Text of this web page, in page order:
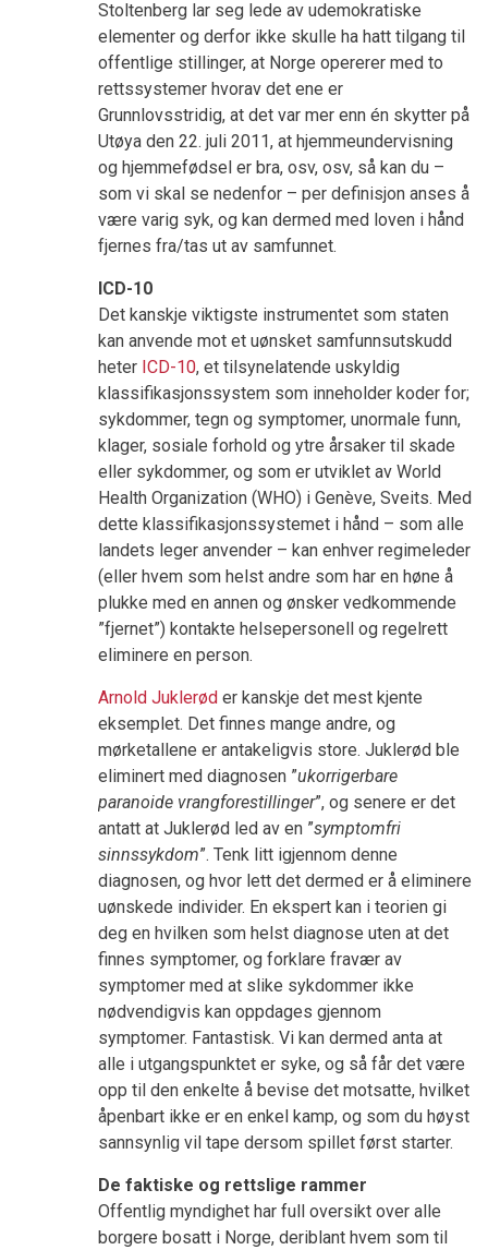
Stoltenberg lar seg lede av udemokratiske
elementer og derfor ikke skulle ha hatt tilgang til
offentlige stillinger, at Norge opererer med to
rettssystemer hvorav det ene er
Grunnlovsstridig, at det var mer enn én skytter på
Utøya den 22. juli 2011, at hjemmeundervisning
og hjemmefødsel er bra, osv, osv, så kan du –
som vi skal se nedenfor – per definisjon anses å
være varig syk, og kan dermed med loven i hånd
fjernes fra/tas ut av samfunnet.
ICD-10
Det kanskje viktigste instrumentet som staten
kan anvende mot et uønsket samfunnsutskudd
heter ICD-10, et tilsynelatende uskyldig
klassifikasjonssystem som inneholder koder for;
sykdommer, tegn og symptomer, unormale funn,
klager, sosiale forhold og ytre årsaker til skade
eller sykdommer, og som er utviklet av World
Health Organization (WHO) i Genève, Sveits. Med
dette klassifikasjonssystemet i hånd – som alle
landets leger anvender – kan enhver regimeleder
(eller hvem som helst andre som har en høne å
plukke med en annen og ønsker vedkommende
”fjernet”) kontakte helsepersonell og regelrett
eliminere en person.
Arnold Juklerød er kanskje det mest kjente
eksemplet. Det finnes mange andre, og
mørketallene er antakeligvis store. Juklerød ble
eliminert med diagnosen ”ukorrigerbare
paranoide vrangforestillinger”, og senere er det
antatt at Juklerød led av en ”symptomfri
sinnssykdom”. Tenk litt igjennom denne
diagnosen, og hvor lett det dermed er å eliminere
uønskede individer. En ekspert kan i teorien gi
deg en hvilken som helst diagnose uten at det
finnes symptomer, og forklare fravær av
symptomer med at slike sykdommer ikke
nødvendigvis kan oppdages gjennom
symptomer. Fantastisk. Vi kan dermed anta at
alle i utgangspunktet er syke, og så får det være
opp til den enkelte å bevise det motsatte, hvilket
åpenbart ikke er en enkel kamp, og som du høyst
sannsynlig vil tape dersom spillet først starter.
De faktiske og rettslige rammer
Offentlig myndighet har full oversikt over alle
borgere bosatt i Norge, deriblant hvem som til